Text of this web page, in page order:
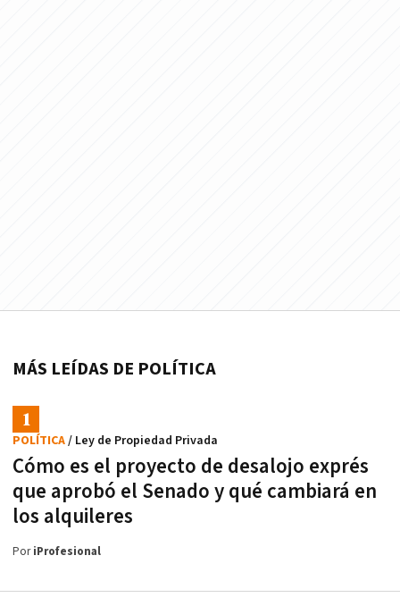
MÁS LEÍDAS DE POLÍTICA
Cómo es el proyecto de desalojo exprés
que aprobó el Senado y qué cambiará en
los alquileres
POLÍTICA/ Ley de Propiedad Privada
PoriProfesional